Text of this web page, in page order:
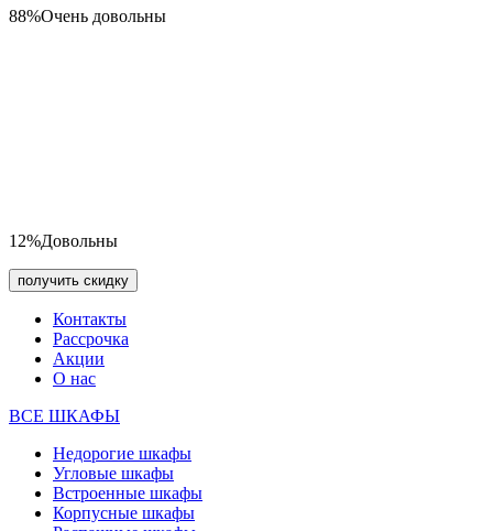
88%Очень довольны
12%Довольны
получить скидку
Контакты
Рассрочка
Акции
О нас
ВСЕ ШКАФЫ
Недорогие шкафы
Угловые шкафы
Встроенные шкафы
Корпусные шкафы